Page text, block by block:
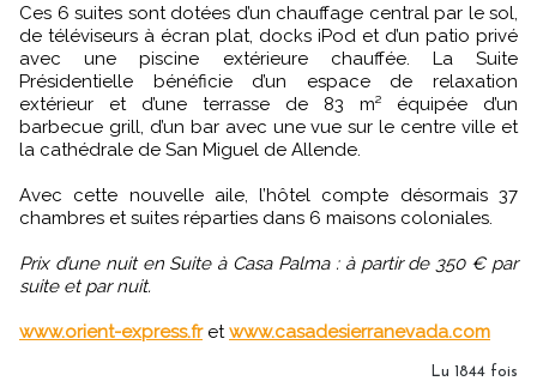
Ces 6 suites sont dotées d’un chauffage central par le sol,
de téléviseurs à écran plat, docks iPod et d’un patio privé
avec une piscine extérieure chauffée. La Suite
Présidentielle bénéficie d’un espace de relaxation
extérieur et d’une terrasse de 83 m² équipée d’un
barbecue grill, d’un bar avec une vue sur le centre ville et
la cathédrale de San Miguel de Allende.
Avec cette nouvelle aile, l’hôtel compte désormais 37
chambres et suites réparties dans 6 maisons coloniales.
Prix d’une nuit en Suite à Casa Palma : à partir de 350 € par
suite et par nuit.
www.orient-express.fretwww.casadesierranevada.com
Lu 1844 fois